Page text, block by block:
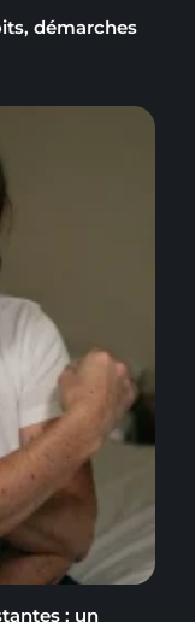
démarches
: un